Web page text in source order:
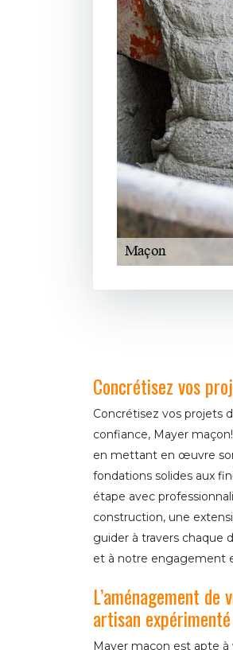
Concrétisez vos
Concrétisez vos projets
confiance, Mayer
en mettant en œuvre
fondations solides aux
étape avec
construction, une
guider à travers chaque
et à notre engagement
L’aménagement
artisan expérimenté
Mayer maçon est apte à